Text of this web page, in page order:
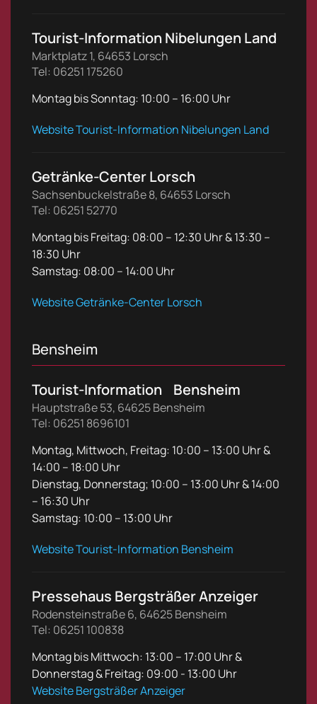
Tourist-Information Nibelungen Land
Marktplatz 1, 64653 Lorsch
Tel: 06251 175260
Montag bis Sonntag: 10:00 – 16:00 Uhr
Website Tourist-Information Nibelungen Land
Getränke-Center Lorsch
Sachsenbuckelstraße 8, 64653 Lorsch
Tel: 06251 52770
Montag bis Freitag: 08:00 – 12:30 Uhr & 13:30 –
18:30 Uhr
Samstag: 08:00 – 14:00 Uhr
Website Getränke-Center Lorsch
Bensheim
Tourist-Information Bensheim
Hauptstraße 53, 64625 Bensheim
Tel: 06251 8696101
Montag, Mittwoch, Freitag: 10:00 – 13:00 Uhr &
14:00 – 18:00 Uhr
Dienstag, Donnerstag; 10:00 – 13:00 Uhr & 14:00
– 16:30 Uhr
Samstag: 10:00 – 13:00 Uhr
Website Tourist-Information Bensheim
Pressehaus Bergsträßer Anzeiger
Rodensteinstraße 6, 64625 Bensheim
Tel: 06251 100838
Montag bis Mittwoch: 13:00 – 17:00 Uhr &
Donnerstag & Freitag: 09:00 - 13:00 Uhr
Website Bergsträßer Anzeiger